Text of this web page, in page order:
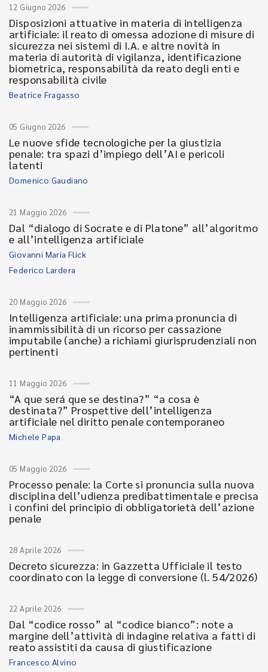
12 Giugno 2026
Disposizioni attuative in materia di intelligenza
artificiale: il reato di omessa adozione di misure di
sicurezza nei sistemi di I.A. e altre novità in
materia di autorità di vigilanza, identificazione
biometrica, responsabilità da reato degli enti e
responsabilità civile
Beatrice Fragasso
05 Giugno 2026
Le nuove sfide tecnologiche per la giustizia
penale: tra spazi d’impiego dell’AI e pericoli
latenti
Domenico Gaudiano
21 Maggio 2026
Dal “dialogo di Socrate e di Platone” all’algoritmo
e all’intelligenza artificiale
Giovanni Maria Flick
Federico Lardera
20 Maggio 2026
Intelligenza artificiale: una prima pronuncia di
inammissibilità di un ricorso per cassazione
imputabile (anche) a richiami giurisprudenziali non
pertinenti
11 Maggio 2026
“A que será que se destina?” “a cosa è
destinata?” Prospettive dell’intelligenza
artificiale nel diritto penale contemporaneo
Michele Papa
05 Maggio 2026
Processo penale: la Corte si pronuncia sulla nuova
disciplina dell’udienza predibattimentale e precisa
i confini del principio di obbligatorietà dell’azione
penale
28 Aprile 2026
Decreto sicurezza: in Gazzetta Ufficiale il testo
coordinato con la legge di conversione (l. 54/2026)
22 Aprile 2026
Dal “codice rosso” al “codice bianco”: note a
margine dell’attività di indagine relativa a fatti di
reato assistiti da causa di giustificazione
Francesco Alvino